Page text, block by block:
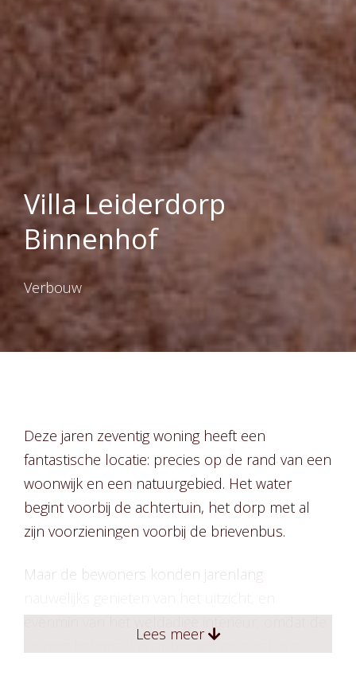
Villa Leiderdorp
Binnenhof
Verbouw
Deze jaren zeventig woning heeft een
fantastische locatie: precies op de rand van een
woonwijk en een natuurgebied. Het water
begint voorbij de achtertuin, het dorp met al
zijn voorzieningen voorbij de brievenbus.
Maar de bewoners konden jarenlang
woning helemaal naar binnen gekeerd was.
Lees meer